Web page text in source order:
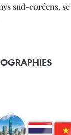
sud-coréens,